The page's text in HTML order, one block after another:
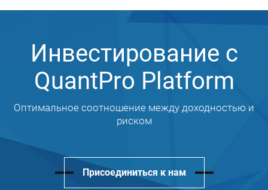
Инвестирование с
QuantPro Platform
Оптимальное соотношение между доходностью и
риском
Присоединиться к нам